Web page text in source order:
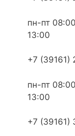
пн-пт
13:00
+7 (39161)
пн-пт
13:00
+7 (39161)